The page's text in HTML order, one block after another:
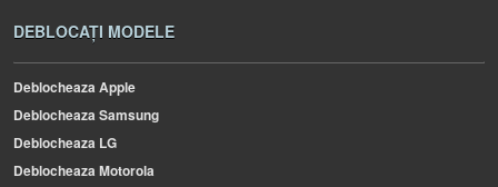
DEBLOCAȚI MODELE
Deblocheaza Apple
Deblocheaza Samsung
Deblocheaza LG
Deblocheaza Motorola